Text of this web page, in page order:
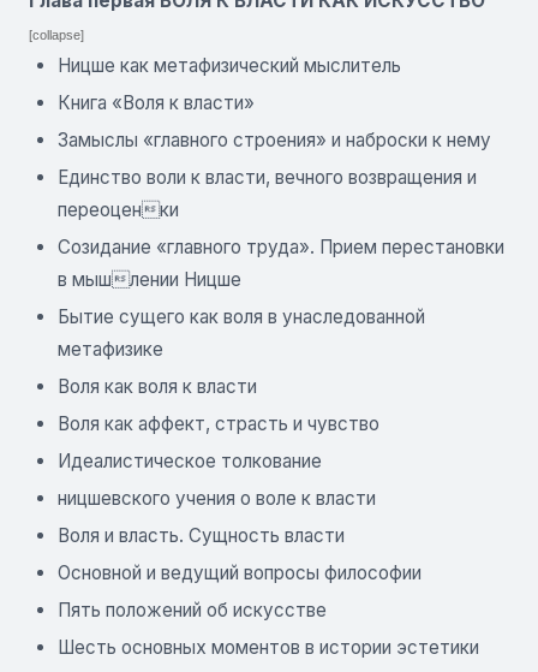
[collapse]
Ницше как метафизический мыслитель
Книга «Воля к власти»
Замыслы «главного строения» и наброски к нему
Единство воли к власти, вечного возвращения и
переоценки
Созидание «главного труда». Прием перестановки
в мышлении Ницше
Бытие сущего как воля в унаследованной
метафизике
Воля как воля к власти
Воля как аффект, страсть и чувство
Идеалистическое толкование
ницшевского учения о воле к власти
Воля и власть. Сущность власти
Основной и ведущий вопросы философии
Пять положений об искусстве
Шесть основных моментов в истории эстетики